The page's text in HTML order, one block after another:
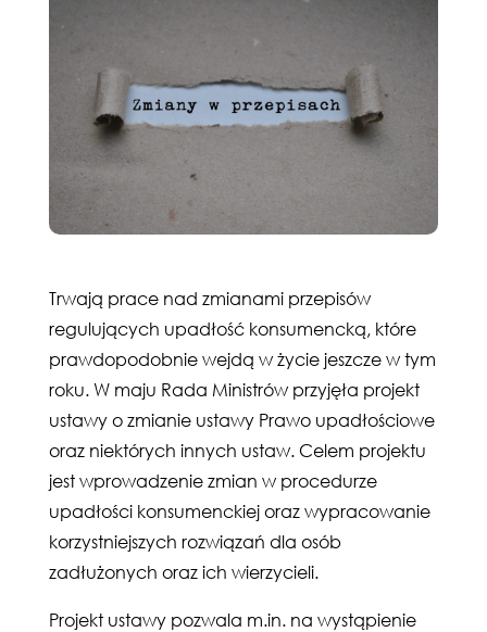
Trwają prace nad zmianami przepisów
regulujących upadłość konsumencką, które
prawdopodobnie wejdą w życie jeszcze w tym
roku. W maju Rada Ministrów przyjęła projekt
ustawy o zmianie ustawy Prawo upadłościowe
oraz niektórych innych ustaw. Celem projektu
jest wprowadzenie zmian w procedurze
upadłości konsumenckiej oraz wypracowanie
korzystniejszych rozwiązań dla osób
zadłużonych oraz ich wierzycieli.
Projekt ustawy pozwala m.in. na wystąpienie